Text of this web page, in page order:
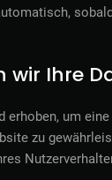
wir Ihre
erhoben, um
zu